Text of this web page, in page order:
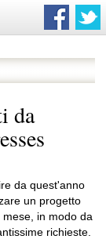
da
da quest'anno
un progetto
in modo da
richieste.